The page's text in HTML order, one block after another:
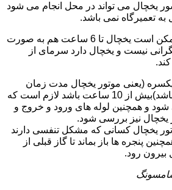
یخچال می تواند در محل انجام می شود
به تعمیرگاه نمی باشد.
بعد از شارژ گاز،موتور ممکن است یخچال تا 6 ساعت هم به صورت
نیست و یخچال دارد سرمای از
یکسره (یعنی موتور یخچال مدت زمان
کمتری استراحت داشته باشد)بیش از 10 ساعت باشد لازم است که
و همچنین لوله های ورود و خروج و
یخچال نیز بررسی شود.
یخچال کسانی که مشکل تنفسی دارند
پنجره ها باز بماند تا گاز قبلی از
بیرون رود.